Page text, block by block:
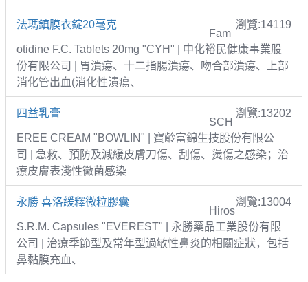
法瑪鎮膜衣錠20毫克 瀏覽:14119
Fam
otidine F.C. Tablets 20mg "CYH" | 中化裕民健康事業股
份有限公司 | 胃潰瘍、十二指腸潰瘍、吻合部潰瘍、上部
消化管出血(消化性潰瘍、
四益乳膏 瀏覽:13202
SCH
EREE CREAM "BOWLIN" | 寶齡富錦生技股份有限公
司 | 急救、預防及減緩皮膚刀傷、刮傷、燙傷之感染；治
療皮膚表淺性黴菌感染
永勝 喜洛緩釋微粒膠囊 瀏覽:13004
Hiros
S.R.M. Capsules "EVEREST" | 永勝藥品工業股份有限
公司 | 治療季節型及常年型過敏性鼻炎的相關症狀，包括
鼻黏膜充血、